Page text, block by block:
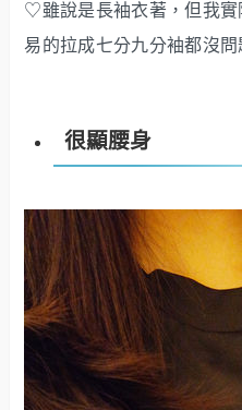
♡雖說是長袖衣著，但我實
易的拉成七分九分袖都沒問
很顯腰身